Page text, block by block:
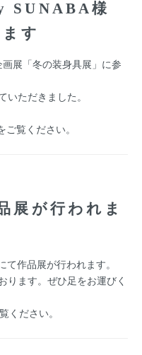
SUNABA様
す
展「冬の装身具展」に参
ただきました。
ご覧ください。
展が行われま
作品展が行われます。
ります。ぜひ足をお運びく
ください。